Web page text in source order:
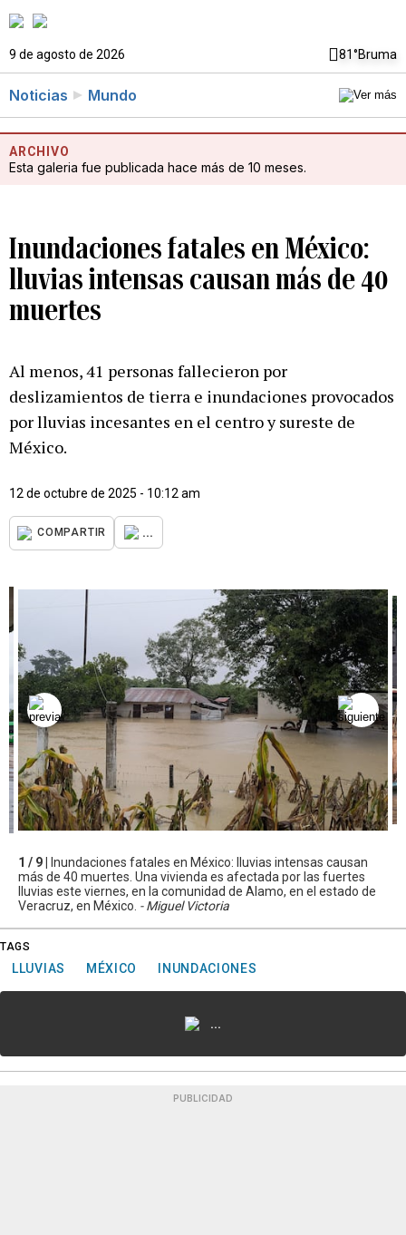
9 de agosto de 2026 81°Bruma
Noticias Mundo
ARCHIVO
Esta galeria fue publicada hace más de 10 meses.
Inundaciones fatales en México:
lluvias intensas causan más de 40
muertes
Al menos, 41 personas fallecieron por
deslizamientos de tierra e inundaciones provocados
por lluvias incesantes en el centro y sureste de
México.
12 de octubre de 2025 - 10:12 am
COMPARTIR ...
1 / 9 |
Inundaciones fatales en México: lluvias intensas causan
más de 40 muertes. Una vivienda es afectada por las fuertes
lluvias este viernes, en la comunidad de Alamo, en el estado de
Veracruz, en México. - Miguel Victoria
TAGS
LLUVIAS MÉXICO INUNDACIONES
...
PUBLICIDAD